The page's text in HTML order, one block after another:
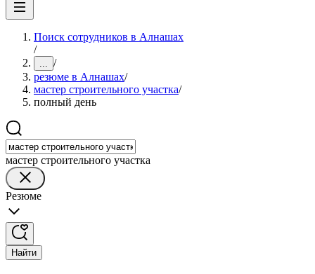
Поиск сотрудников в Алнашах
/
... /
резюме в Алнашах/
мастер строительного участка/
полный день
мастер строительного участка
Резюме
Найти